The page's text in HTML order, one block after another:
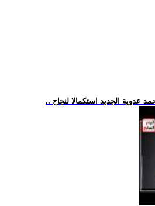
عدوية الجديد استكمالا لنجاح